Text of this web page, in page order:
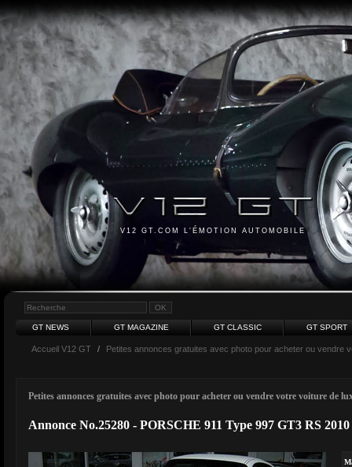
V12 GT.COM L'ÉMOTION AUTOMOBILE
GT NEWS GT MAGAZINE GT CLASSIC GT SPORT
Accueil V12 GT / Petites annonces gratuites avec photo pour acheter ou vendre
Petites annonces gratuites avec photo pour acheter ou vendre votre voiture de
Annonce No.25280 - PORSCHE 911 Type 997 GT3 RS 2010